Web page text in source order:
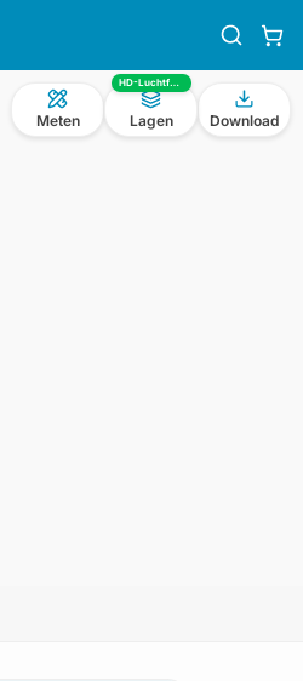
Meten
HD-Luchtfoto
Lagen Download